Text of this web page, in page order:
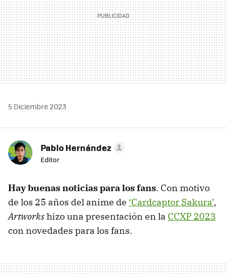
5 Diciembre 2023
Pablo Hernández
Editor
Hay buenas noticias para los fans. Con motivo
de los 25 años del anime de ‘Cardcaptor Sakura’,
Artworkshizo una presentación en la CCXP 2023
con novedades para los fans.